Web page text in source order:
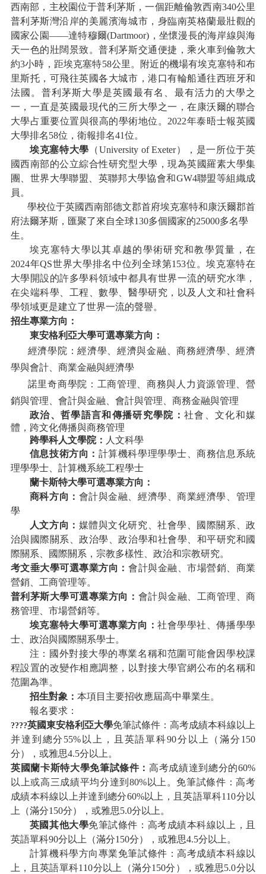
西南部，主校園位于普利茅斯，一個距離倫敦西南340公里
普利茅斯灣沿岸的美麗濱海城市，身臨南英格蘭最壯觀的
國家公園——達特穆爾(Dartmoor)，坐懷漫長的海岸線與海
天一色的壯闊景致。普利茅斯交通便捷，乘火車到倫敦大
約3小時，距埃克塞特58公里。附近的機場有埃克塞特和布
里斯托，可飛往英國各大城市，港口有輪船通往西班牙和
法國。普利茅斯大學是英國最有名、最有活力的大學之
一，一直是英國最現代的三所大學之一，在康沃爾的聯合
大學占重要位置與很高的學術地位。2022年泰晤士報英國
大學排名58位，衛報排名41位。
埃克塞特大學 （University of Exeter），是一所位于英
國西南部的公立綜合性研究型大學，現為英國羅素大學集
團、世界大學聯盟、英聯邦大學協會和GW4聯盟等組織成
員。
學校位于英國西南部德文郡首府埃克塞特和康沃爾郡首
府法爾茅斯，匯聚了來自全球130多個國家的25000多名學
生。
埃克塞特大學以其卓越的學術研究和教學質量，在
2024年QS世界大學排名中位列全球第153位。埃克塞特在
大學開設的許多學科領域中都具有世界一流的研究水準，
在尖端科學、工程、數學、醫學研究，以及人文和社會科
學領域更是建立了世界一流的聲譽。
招生專業方向：
東安格利亞大學可選專業方向：
經濟學院：經濟學、經濟與金融、商務經濟學、經濟
學與會計、商業金融與經濟學
諾里奇商學院： 工商管理、商務與人力資源管理、營
銷與管理、會計與金融、會計與管理、商務金融與管理
政治、哲學語言和傳播研究學院：社會、文化和媒
體，跨文化傳播與商務管理
跨學科人文學院： 人文科學
信息技術方向： 計算機科學理學學士、商務信息系統
理學學士、計算機系統工程學士
蘭卡斯特大學可選專業方向：
商科方向： 會計與金融、經濟學、商業經濟學、管理
學
人文方向： 媒體與文化研究、社會學、國際關系、政
治與國際關系、政治學、政治學和社會學、和平研究和國
際關系、國際關系，宗教多樣性、政治和宗教研究。
考文垂大學可選專業方向： 會計與金融、市場營銷、商業
營銷、工商管理等。
普利茅斯大學可選專業方向： 會計與金融、工商管理、商
務管理、市場營銷等。
埃克塞特大學可選專業方向：社會學學社、傳播學學
士、政治與國際關系學士。
注：國外對接大學的專業名稱和范圍可能會因學校課
程設置的改變作相應調整，以對接大學官網公布的名稱和
范圍為準。
招生對象： 本項目主要招收應屆高中畢業生。
報名要求：
????英國東安格利亞大學免筆試條件：高考成績本科線以上
并達到總分 55%以上，且英語單科90分以上（滿分150
分），或雅思4.5分以上。
英國蘭卡斯特大學免筆試條件：高考成績達到總分的60%
以上或高三成績平均分達到80%以上。免筆試條件：高考
成績本科線以上并達到總分60%以上，且英語單科110分以
上（滿分150分），或雅思5.0分以上。
英國其他大學免筆試條件：高考成績本科線以上，且
英語單科90分以上（滿分150分），或雅思4.5分以上。
計算機科學方向專業免筆試條件：高考成績本科線以
上，且英語單科110分以上（滿分150分），或雅思5.0分以